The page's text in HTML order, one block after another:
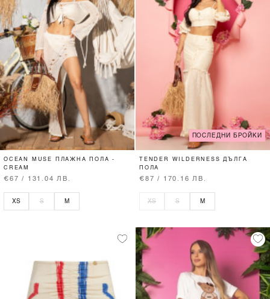
OCEAN MUSE ПЛАЖНА ПОЛА -
CREAM
€67 / 131.04 ЛВ.
XS S M
ПОСЛЕДНИ БРОЙКИ
TENDER WILDERNESS ДЪЛГА
ПОЛА
€87 / 170.16 ЛВ.
XS S M